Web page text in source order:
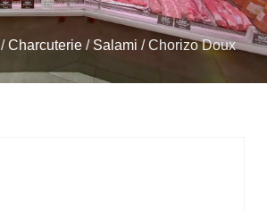
/Charcuterie / Salami /Chorizo Doux